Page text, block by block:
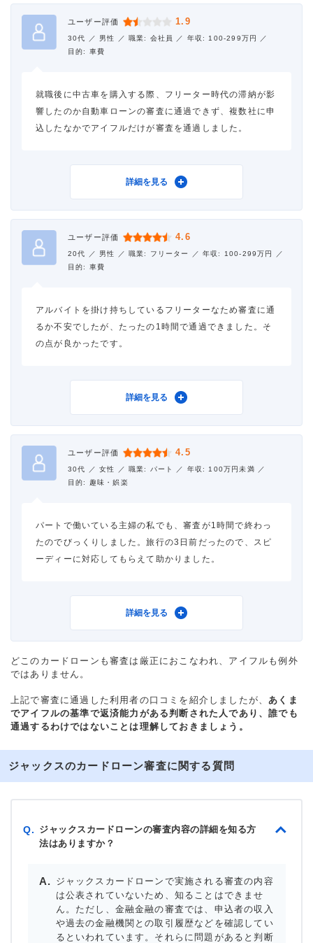
ユーザー評価 1.9
30代 ／ 男性 ／ 職業: 会社員 ／
年収: 100-299万円 ／
目的: 車費
就職後に中古車を購入する際、フリーター時代の滞納が影
響したのか自動車ローンの審査に通過できず、複数社に申
込したなかでアイフルだけが審査を通過しました。
アイフル
金利 年18.0%
借入事実の把握 誰も知らない
重視した点
詳細を見る
ユーザー評価 4.6
20代 ／ 男性 ／ 職業: フリーター ／ 年収: 100-299万円 ／
目的: 車費
アルバイトを掛け持ちしているフリーターなため審査に通
るか不安でしたが、たったの1時間で通過できました。そ
の点が良かったです。
アイフル
金利 年18.0%
借入事実の把握 誰も知らない
重視した点
審査の容易さ、借入スピー
詳細を見る
ユーザー評価 4.5
30代 ／ 女性 ／ 職業: パート ／
年収: 100万円未満 ／
目的: 趣味・娯楽
パートで働いている主婦の私でも、審査が1時間で終わっ
たのでびっくりしました。旅行の3日前だったので、スピ
ーディーに対応してもらえて助かりました。
アイフル
金利
審査時間 1時間以内
重視した点
審査の容易さ、借入スピー
詳細を見る
どこのカードローンも審査は厳正におこなわれ、アイフルも例外
ではありません。
上記で審査に通過した利用者の口コミを紹介しましたが、あくま
でアイフルの基準で返済能力がある判断された人であり、誰でも
通過するわけではないことは理解しておきましょう。
ジャックスのカードローン審査に関する質問
Q. ジャックスカードローンの審査内容の詳細を知る方
法はありますか？
ジャックスカードローンで実施される審査の内容
は公表されていないため、知ることはできませ
ん。ただし、金融金融の審査では、申込者の収入
や過去の金融機関との取引履歴などを確認してい
るといわれています。それらに問題があると判断